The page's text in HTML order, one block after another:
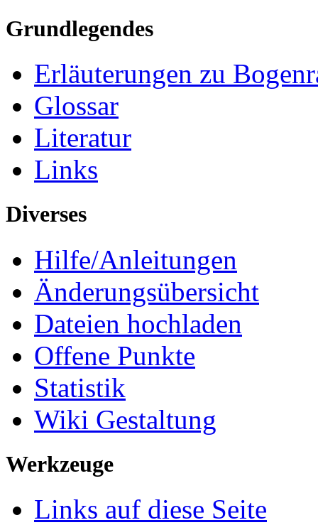
Grundlegendes
Erläuterungen zu
Glossar
Literatur
Links
Diverses
Hilfe/Anleitungen
Änderungsübersicht
Dateien hochladen
Offene Punkte
Statistik
Wiki Gestaltung
Werkzeuge
Links auf diese Seite